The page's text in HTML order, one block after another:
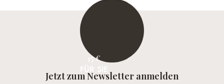
15 €
Jetzt zum Newsletter anmelden